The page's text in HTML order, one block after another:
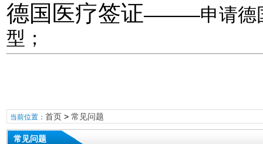
德国医疗签证———申请德
型；
当前位置： 首页> 常见问题
常见问题